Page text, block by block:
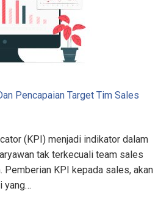
Pencapaian Target Tim Sales
(KPI) menjadi indikator dalam
tak terkecuali team sales
Pemberian KPI kepada sales, akan
yang…